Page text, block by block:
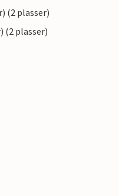
(2 plasser)
(2 plasser)